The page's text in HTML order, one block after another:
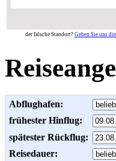
der falsche Standort? Geben Sie uns
Abflughafen:
frühester Hinflug:
spätester Rückflug:
Reisedauer: